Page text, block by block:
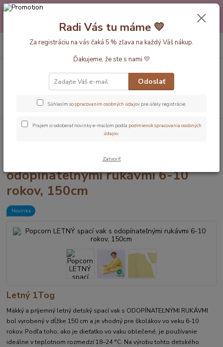
Máte nejakú otázku alebo váhate s výberom? Neváhajte a zavolajte
pokojne aj večer alebo cez víkend. Sme tu pre Vás.💛 Petra a babička
Monička
EUR
Hľadať
+420 777 610 855
Dĺžka vaku 150cm (6-10rokov)
Popcorn LETNÝ spací vak s
odopínateľnými rukávmi 6-10 rokov, 150cm
Popcorn LETNÝ spací vak s
odopínateľnými rukávmi 6-10
rokov, 150cm
Novinka
Letný 1Tog
Mäkký a príjemný letný detský spací vak s ODOPÍNATEĽNÝMI RUKÁVMI
bol vyrobený v dĺžke 150 cm a je vhodný pre školákov vo veku 6-10
rokov. Podľa toho, ako je dieťatko vo vaku oblečené, je používanie
ideálne v teplotnom rozmedzí 18–24 °C. Na výrobu tohto detského
Radi Vás tu máme 💛
Za registráciu na vás čaká 5 % zľava na každý Váš nákup.
Ďakujeme, že ste s nami 💛
Odoslať
Súhlasím sospracovaním osobných údajov pre účely registrácie.
Prajem si odoberať novinky e-mailom podľa podmienok spracovania osobných
údajov.
Zatvoriť